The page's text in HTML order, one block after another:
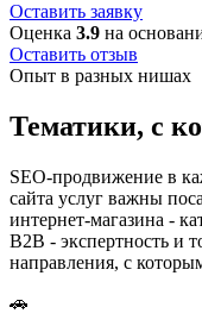
Оставить заявку
Оценка 3.9 на
Оставить отзыв
Опыт в разных нишах
Тематики, с
SEO-продвижение в
сайта услуг важны
интернет-магазина -
B2B - экспертность и
направления, с
🚗